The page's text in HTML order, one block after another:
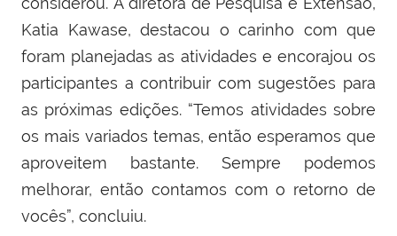
Katia Kawase, destacou o carinho com que
foram planejadas as atividades e encorajou os
participantes a contribuir com sugestões para
as próximas edições. “Temos atividades sobre
os mais variados temas, então esperamos que
aproveitem bastante. Sempre podemos
melhorar, então contamos com o retorno de
vocês”, concluiu.